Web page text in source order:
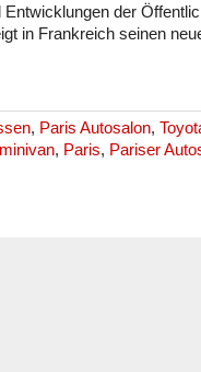
der
in Frankreich seinen
, Paris Autosalon,
minivan, Paris, Pariser